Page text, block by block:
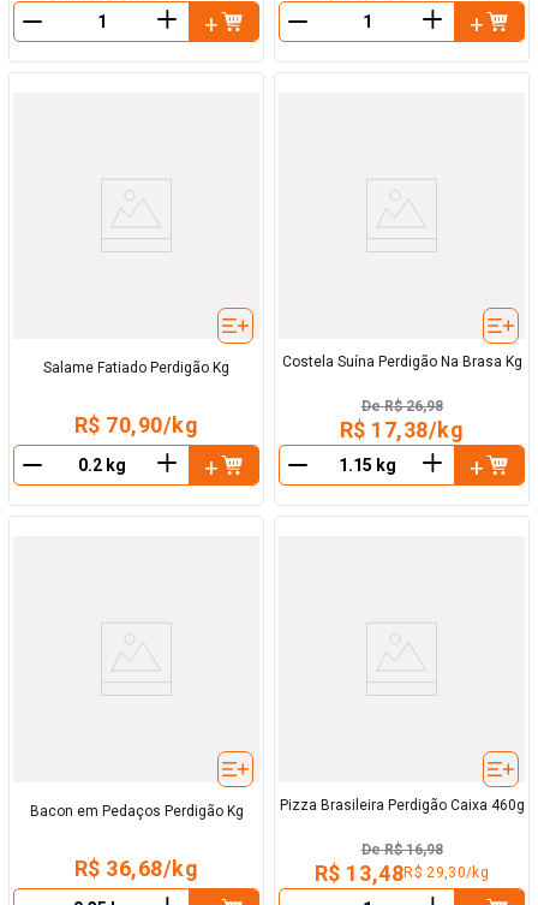
＋ ＋
Salame Fatiado Perdigão Kg
R$ 70,90/kg
＋
Costela Suína Perdigão Na Brasa Kg
De R$ 26,98
R$ 17,38/kg
＋
Bacon em Pedaços Perdigão Kg
R$ 36,68/kg
Pizza Brasileira Perdigão Caixa 460g
De R$ 16,98
R$ 13,48R$ 29,30/kg